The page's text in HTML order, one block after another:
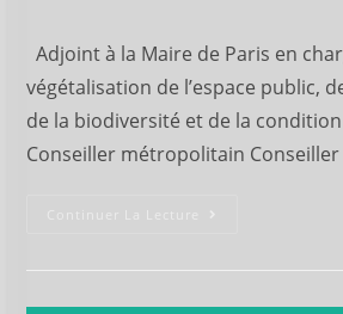
Adjoint à la Maire de Paris en
végétalisation de l’espace public,
de la biodiversité et de la
Conseiller métropolitain